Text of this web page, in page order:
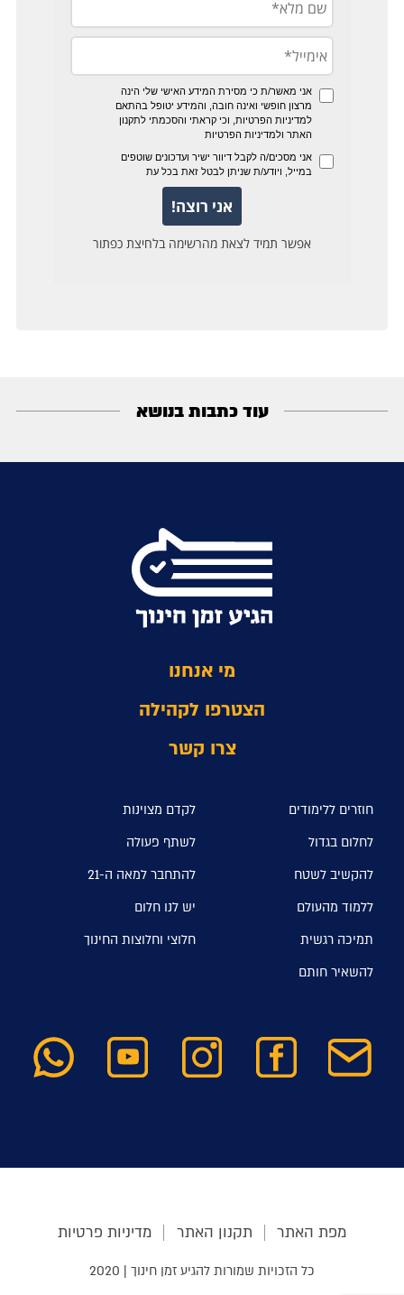
עוד כתבות בנושא
מי אנחנו
הצטרפו לקהילה
צרו קשר
חוזרים ללימודים
לקדם מצוינות
לחלום בגדול
לשתף פעולה
להקשיב לשטח
להתחבר למאה ה-21
ללמוד מהעולם
יש לנו חלום
תמיכה רגשית
חלוצי וחלוצות החינוך
להשאיר חותם
מפת האתר תקנון האתר מדיניות פרטיות
כל הזכויות שמורות להגיע זמן חינוך | 2020